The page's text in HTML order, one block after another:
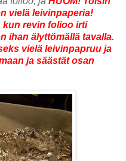
vielä leivinpaperia!
kun revin folioo irti
ihan älyttömällä tavalla.
vielä leivinpapruu ja
ja säästät osan